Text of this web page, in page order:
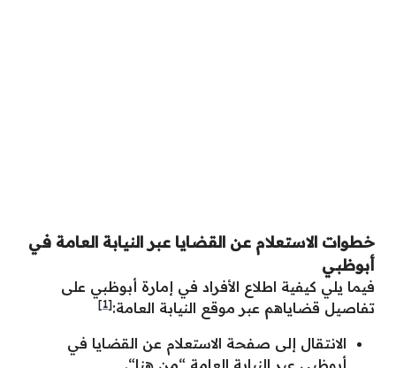
خطوات الاستعلام عن القضايا عبر النيابة العامة في
أبوظبي
فيما يلي كيفية اطلاع الأفراد في إمارة أبوظبي على
تفاصيل قضاياهم عبر موقع النيابة العامة:[1]
الانتقال إلى صفحة الاستعلام عن القضايا في